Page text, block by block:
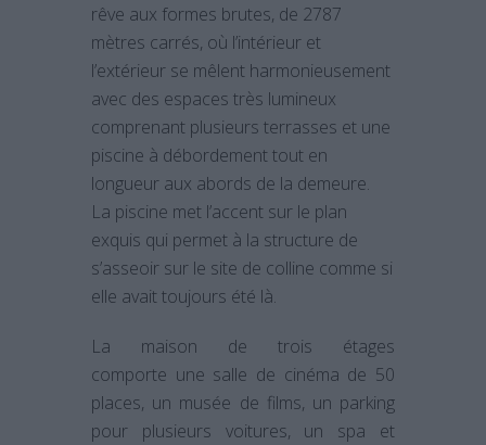
rêve aux formes brutes, de 2787
mètres carrés, où l’intérieur et
l’extérieur se mêlent harmonieusement
avec des espaces très lumineux
comprenant plusieurs terrasses et une
piscine à débordement tout en
longueur aux abords de la demeure.
La piscine met l’accent sur le plan
exquis qui permet à la structure de
s’asseoir sur le site de colline comme si
elle avait toujours été là.
La maison de trois étages
comporte une salle de cinéma de 50
places, un musée de films, un parking
pour plusieurs voitures, un spa et